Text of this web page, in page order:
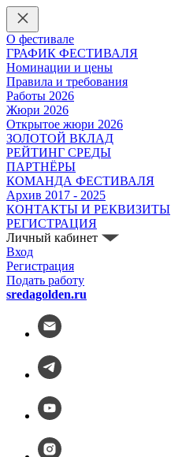
О фестивале
ГРАФИК ФЕСТИВАЛЯ
Номинации и цены
Правила и требования
Работы 2026
Жюри 2026
Открытое жюри 2026
ЗОЛОТОЙ ВКЛАД
РЕЙТИНГ СРЕДЫ
ПАРТНЁРЫ
КОМАНДА ФЕСТИВАЛЯ
Архив 2017 - 2025
КОНТАКТЫ И РЕКВИЗИТЫ
РЕГИСТРАЦИЯ
Личный кабинет
Вход
Регистрация
Подать работу
sredagolden.ru